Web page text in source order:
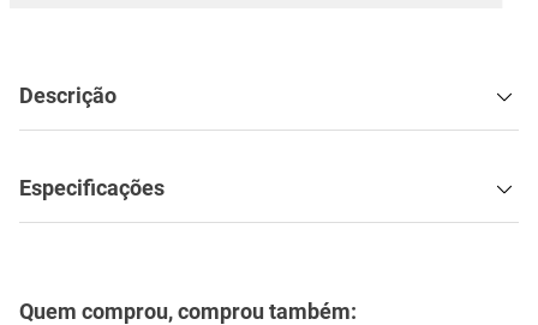
Descrição
Especificações
Quem comprou, comprou também: